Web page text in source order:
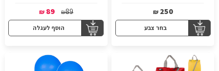
250
₪
בחר צבע
89
₪
89
₪
הוסף לעגלה